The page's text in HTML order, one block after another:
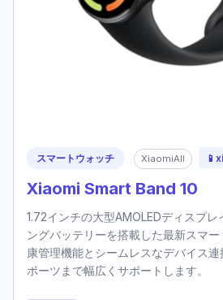
スマートウォッチ XiaomiAll 📱
Xiaomi Smart Band 10
1.72インチの大型AMOLEDディスプレ
ングバッテリーを搭載した最新スマ
康管理機能とシームレスなデバイス
ポーツまで幅広くサポートします。